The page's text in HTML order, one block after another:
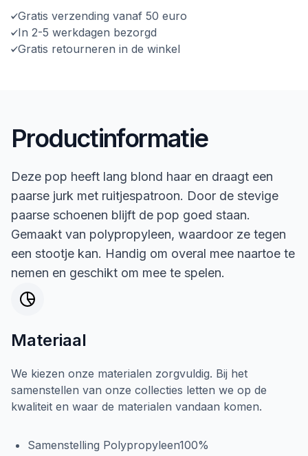
Gratis verzending vanaf 50 euro
In 2-5 werkdagen bezorgd
Gratis retourneren in de winkel
Productinformatie
Deze pop heeft lang blond haar en draagt een
paarse jurk met ruitjespatroon. Door de stevige
paarse schoenen blijft de pop goed staan.
Gemaakt van polypropyleen, waardoor ze tegen
een stootje kan. Handig om overal mee naartoe te
nemen en geschikt om mee te spelen.
Materiaal
We kiezen onze materialen zorgvuldig. Bij het
samenstellen van onze collecties letten we op de
kwaliteit en waar de materialen vandaan komen.
Samenstelling Polypropyleen100%